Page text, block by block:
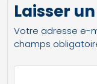
Laisser
Votre adresse e-
champs